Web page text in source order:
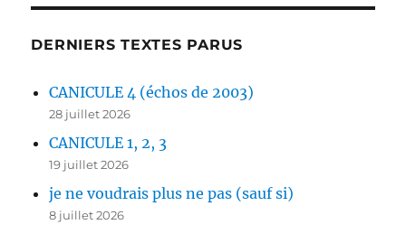
DERNIERS TEXTES PARUS
CANICULE 4 (échos de 2003)
28 juillet 2026
CANICULE 1, 2, 3
19 juillet 2026
je ne voudrais plus ne pas (sauf si)
8 juillet 2026